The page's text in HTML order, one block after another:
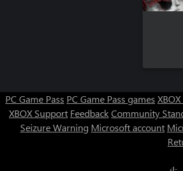
PC Game Pass PC Game Pass games
XBOX Support FeedbackCommunity
Seizure Warning Microsoft account